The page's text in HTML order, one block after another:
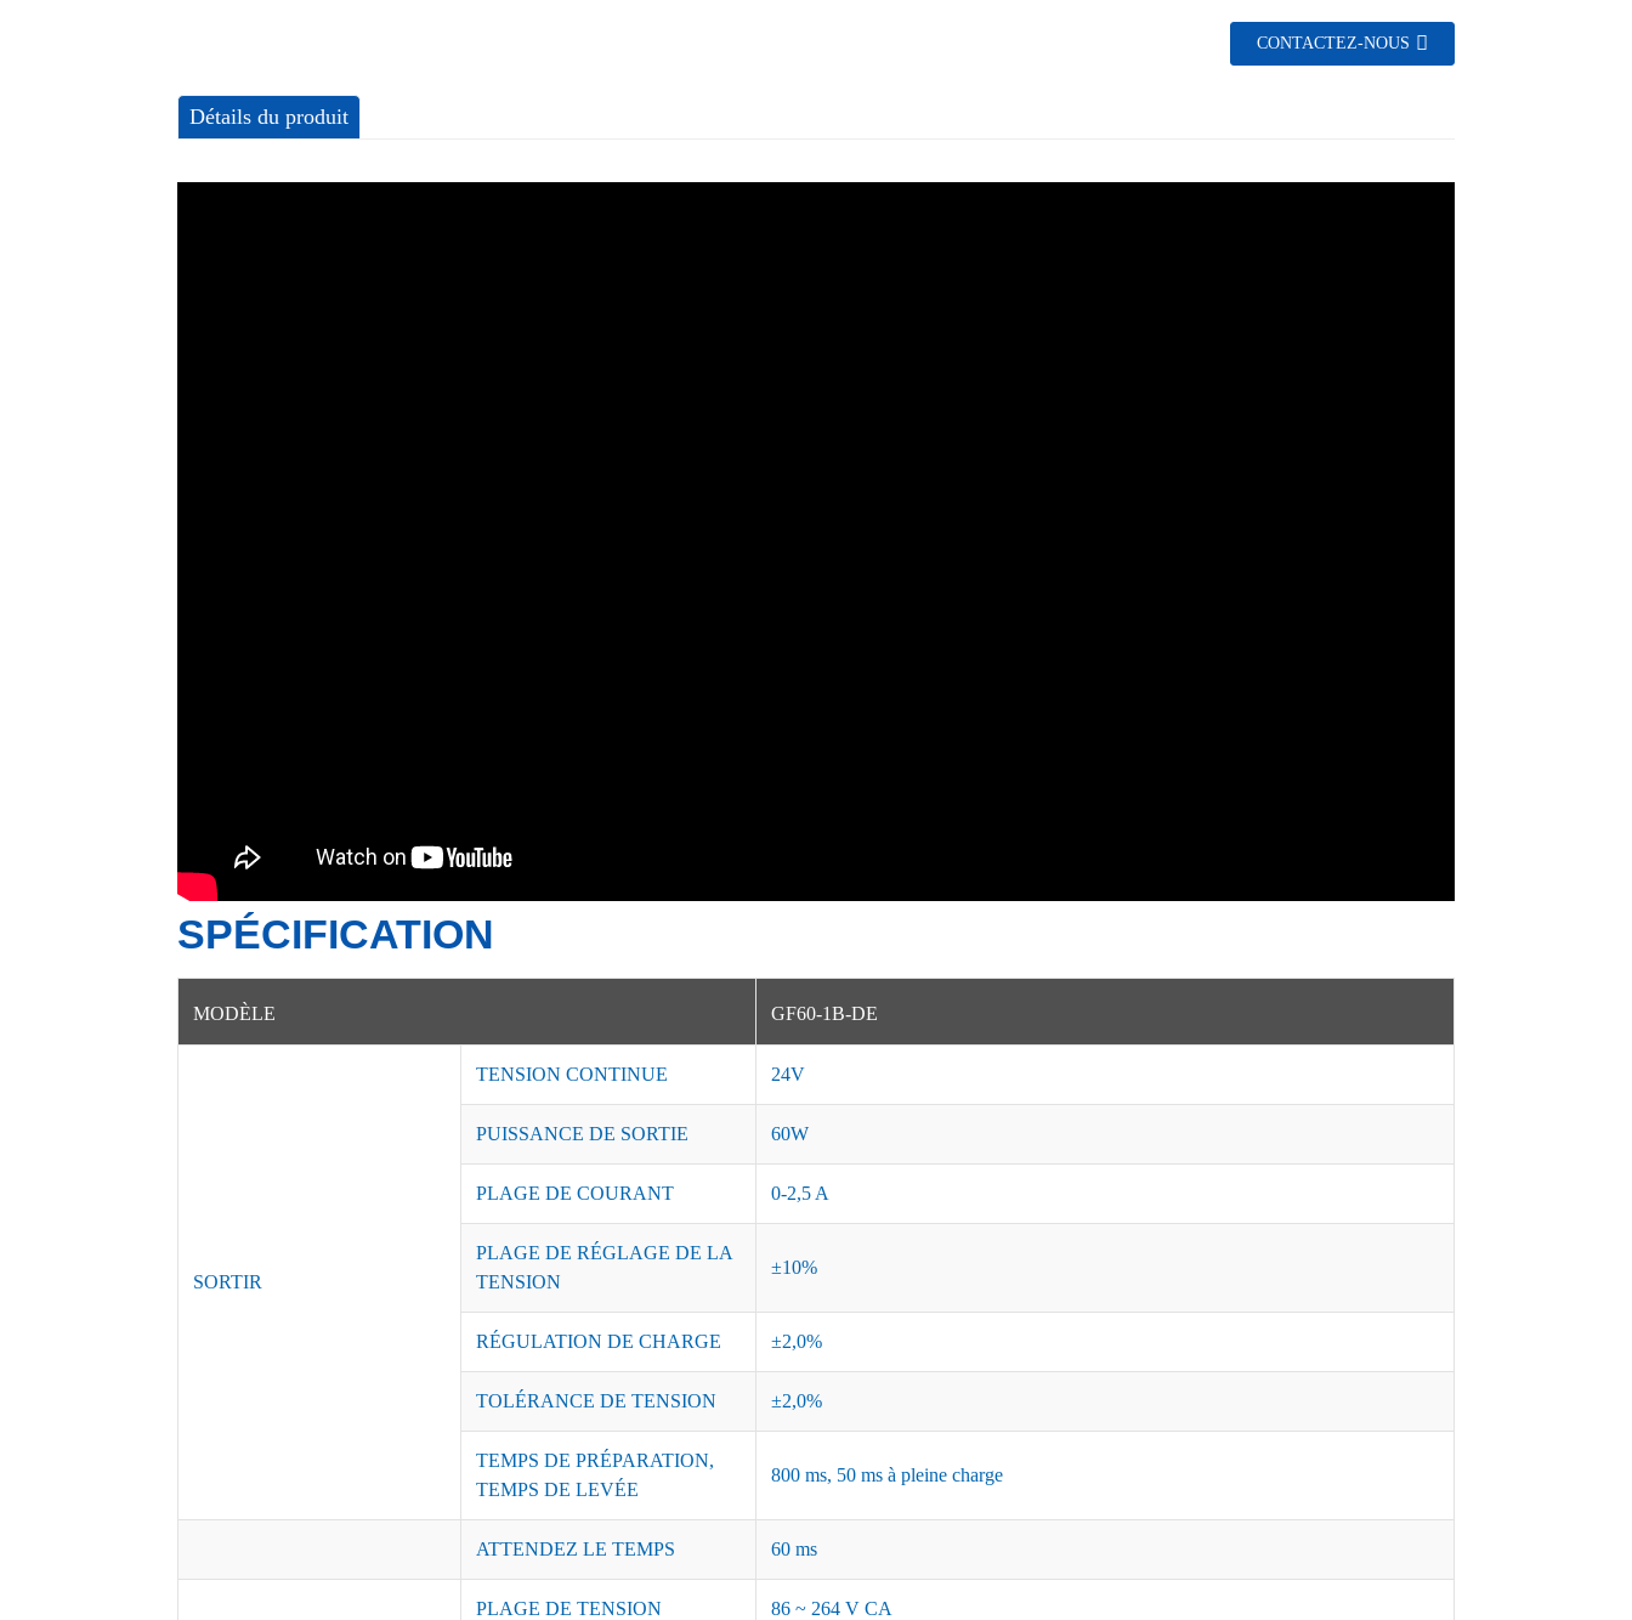
CONTACTEZ-NOUS
Détails du produit
SPÉCIFICATION
MODÈLE GF60-1B-DE
SORTIR
TENSION CONTINUE 24V
PUISSANCE DE SORTIE 60W
PLAGE DE COURANT 0-2,5 A
PLAGE DE RÉGLAGE DE LA
TENSION
±10%
RÉGULATION DE CHARGE ±2,0%
TOLÉRANCE DE TENSION ±2,0%
TEMPS DE PRÉPARATION,
TEMPS DE LEVÉE
800 ms, 50 ms à pleine charge
ATTENDEZ LE TEMPS 60 ms
PLAGE DE TENSION 86 ~ 264 V CA